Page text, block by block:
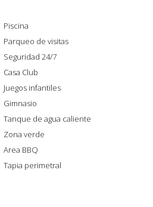
Piscina
Parqueo de visitas
Seguridad 24/7
Casa Club
Juegos infantiles
Gimnasio
Tanque de agua caliente
Zona verde
Area BBQ
Tapia perimetral